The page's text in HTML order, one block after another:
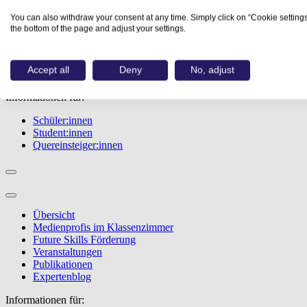
Übersicht
Berufe
Studiengänge
Berufstest
Bewerbungstipps
Informationen für:
Schüler:innen
Student:innen
Quereinsteiger:innen
Übersicht
Medienprofis im Klassenzimmer
Future Skills Förderung
Veranstaltungen
Publikationen
Expertenblog
Informationen für:
You can also withdraw your consent at any time. Simply click on “Cookie
the bottom of the page and adjust your settings.
Accept all Deny No, adjust